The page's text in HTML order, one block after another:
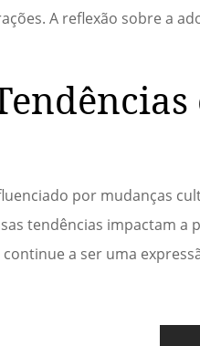
A reflexão sobre a
por mudanças
tendências impactam a
a ser uma